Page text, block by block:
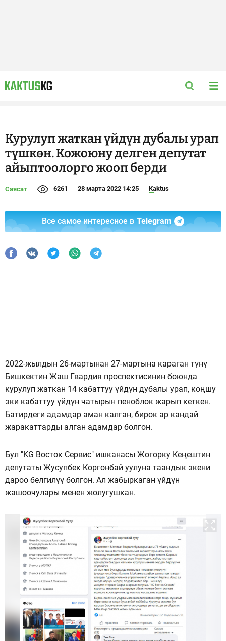
Курулуп жаткан үйдүн дубалы урап
түшкөн. Кожоюну делген депутат
айыптоолорго жооп берди
Саясат 6261 28 марта 2022 14:25 Kaktus
Все самое интересное в Telegram
2022-жылдын 26-мартынан 27-мартына караган түнү
Бишкектин Жаш Гвардия проспектисинин боюнда
курулуп жаткан 14 кабаттуу үйдүн дубалы урап, коңшу
эки кабаттуу үйдүн чатырын пеноблок жарып кеткен.
Батирдеги адамдар аман калган, бирок ар кандай
жаракаттарды алган адамдар болгон.
Бул "KG Восток Сервис" ишканасы Жогорку Кеңештин
депутаты Жусупбек Коргонбай уулуна таандык экени
дароо белгилүү болгон. Ал жабыркаган үйдүн
жашоочулары менен жолугушкан.